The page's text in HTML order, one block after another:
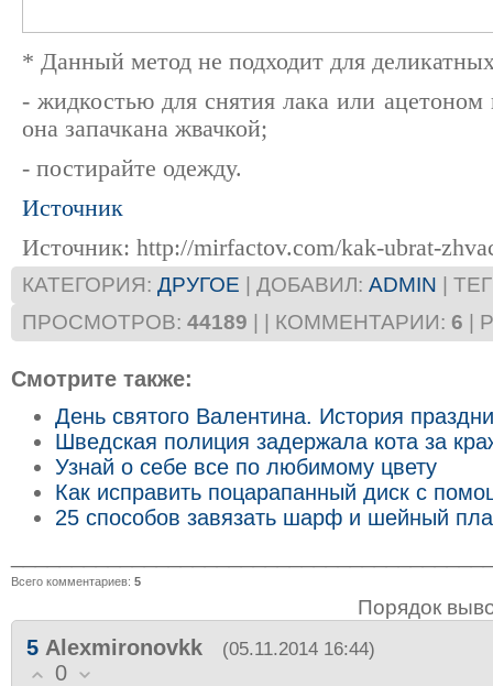
* Данный метод не подходит для
- жидкостью для снятия лака или ацетоном
она запачкана жвачкой;
- постирайте одежду.
Источник
Источник: http://mirfactov.com/kak-ubrat-
КАТЕГОРИЯ: ДРУГОЕ ДОБАВИЛ: ADMIN
ПРОСМОТРОВ: 44189 КОММЕНТАРИИ: 6
Смотрите также:
День святого Валентина. История
Шведская полиция задержала кота за
Узнай о себе все по любимому цвету
Как исправить поцарапанный диск с
25 способов завязать шарф и шейный
Всего комментариев: 5
Порядок
5 Alexmironovkk (05.11.2014 16:44)
0